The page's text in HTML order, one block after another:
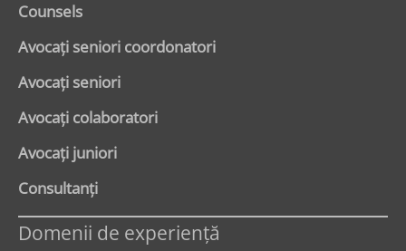
Counsels
Avocaţi seniori coordonatori
Avocaţi seniori
Avocaţi colaboratori
Avocaţi juniori
Consultanți
Domenii de experienţă